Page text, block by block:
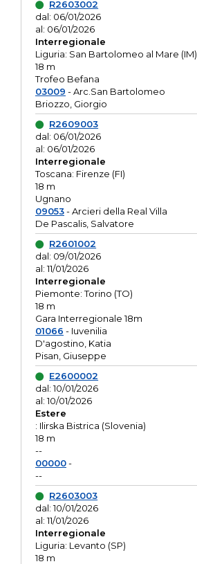
R2603002
dal: 06/01/2026
al: 06/01/2026
Interregionale
Liguria: San Bartolomeo al Mare (IM)
18 m
Trofeo Befana
03009 - Arc.San Bartolomeo
Briozzo, Giorgio
R2609003
dal: 06/01/2026
al: 06/01/2026
Interregionale
Toscana: Firenze (FI)
18 m
Ugnano
09053- Arcieri della Real Villa
De Pascalis, Salvatore
R2601002
dal: 09/01/2026
al: 11/01/2026
Interregionale
Piemonte: Torino (TO)
18 m
Gara Interregionale 18m
01066 - Iuvenilia
D'agostino, Katia
Pisan, Giuseppe
E2600002
dal: 10/01/2026
al: 10/01/2026
Estere
: Ilirska Bistrica (Slovenia)
18 m
--
00000-
--
R2603003
dal: 10/01/2026
al: 11/01/2026
Interregionale
Liguria: Levanto (SP)
18 m